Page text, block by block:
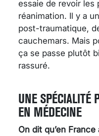
essaie de revoir les
réanimation. Il y a
post-traumatique,
cauchemars. Mais
ça se passe plutôt
rassuré.
UNE SPÉCIALITÉ
EN MÉDECINE
On dit qu’en